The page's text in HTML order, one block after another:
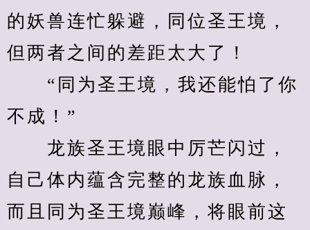
的妖兽连忙躲避，同位圣王境，
但两者之间的差距太大了！
“同为圣王境，我还能怕了你
不成！”
龙族圣王境眼中厉芒闪过，
自己体内蕴含完整的龙族血脉，
而且同为圣王境巅峰，将眼前这